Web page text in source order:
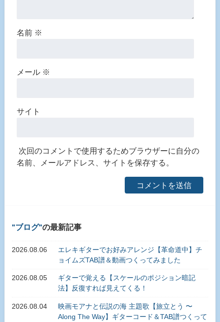
名前 ※
メール ※
サイト
次回のコメントで使用するためブラウザーに自分の
名前、メールアドレス、サイトを保存する。
ブログ の最新記事
2026.08.06
エレキギターでお好みアレンジ【革命道中】チ
ョイムズTAB譜＆動画つくってみました
2026.08.05
ギターで覚える【スケールのポジション暗記
法】反復すれば見えてくる！
2026.08.04
映画モアナと伝説の海 主題歌【旅立とう 〜
Along The Way】ギターコード＆TAB譜つくって